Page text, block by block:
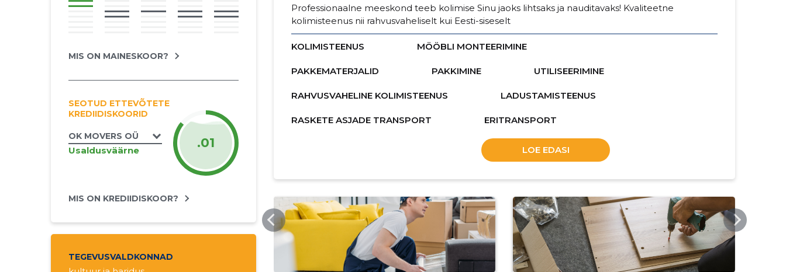
MIS ON MAINESKOOR?
SEOTUD ETTEVÕTETE
KREDIIDISKOORID
OK MOVERS OÜ
Usaldusväärne .01
MIS ON KREDIIDISKOOR?
TEGEVUSVALDKONNAD
Professionaalne meeskond teeb kolimise Sinu jaoks lihtsaks ja nauditavaks! Kvaliteetne
kolimisteenus nii rahvusvaheliselt kui Eesti-siseselt
KOLIMISTEENUS MÖÖBLI MONTEERIMINE
PAKKEMATERJALID PAKKIMINE UTILISEERIMINE
RAHVUSVAHELINE KOLIMISTEENUS LADUSTAMISTEENUS
RASKETE ASJADE TRANSPORT ERITRANSPORT
LOE EDASI
OKMOVERS.EE OKMOVERS.EE